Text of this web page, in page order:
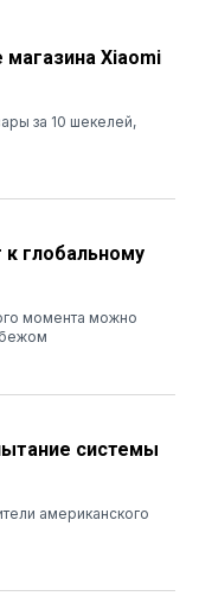
Xiaomi
за 10 шекелей,
к глобальному
момента можно
системы
американского